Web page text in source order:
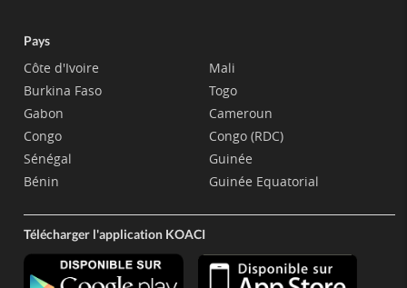
Pays
Côte d'Ivoire
Burkina Faso
Gabon
Congo
Sénégal
Bénin
Mali
Togo
Cameroun
Congo (RDC)
Guinée
Guinée Equatorial
Télécharger l'application KOACI